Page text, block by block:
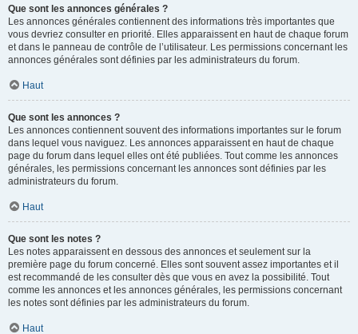
Que sont les annonces générales ?
Les annonces générales contiennent des informations très importantes que
vous devriez consulter en priorité. Elles apparaissent en haut de chaque forum
et dans le panneau de contrôle de l’utilisateur. Les permissions concernant les
annonces générales sont définies par les administrateurs du forum.
Haut
Que sont les annonces ?
Les annonces contiennent souvent des informations importantes sur le forum
dans lequel vous naviguez. Les annonces apparaissent en haut de chaque
page du forum dans lequel elles ont été publiées. Tout comme les annonces
générales, les permissions concernant les annonces sont définies par les
administrateurs du forum.
Haut
Que sont les notes ?
Les notes apparaissent en dessous des annonces et seulement sur la
première page du forum concerné. Elles sont souvent assez importantes et il
est recommandé de les consulter dès que vous en avez la possibilité. Tout
comme les annonces et les annonces générales, les permissions concernant
les notes sont définies par les administrateurs du forum.
Haut